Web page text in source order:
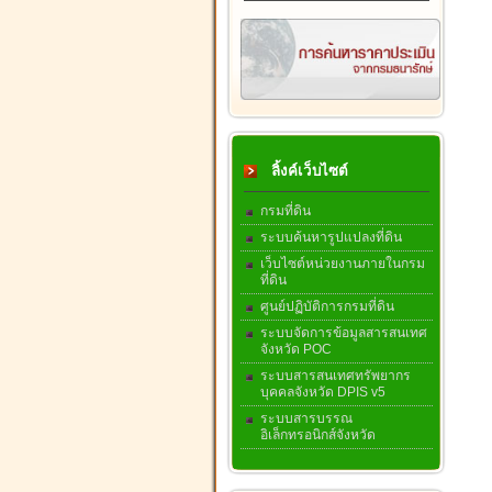
ลิ้งค์เว็บไซต์
กรมที่ดิน
ระบบค้นหารูปแปลงที่ดิน
เว็บไซต์หน่วยงานภายในกรม
ที่ดิน
ศูนย์ปฏิบัติการกรมที่ดิน
ระบบจัดการข้อมูลสารสนเทศ
จังหวัด POC
ระบบสารสนเทศทรัพยากร
บุคคลจังหวัด DPIS v5
ระบบสารบรรณ
อิเล็กทรอนิกส์จังหวัด